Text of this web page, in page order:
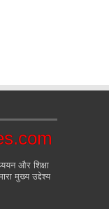
और शिक्षा
मुख्य उद्देश्य